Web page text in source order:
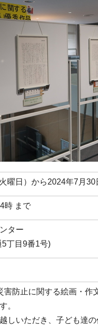
曜日）から2024年7月
時 まで
ター
丁目9番1号)
害防止に関する絵画・作
。
しいただき、子ども達の